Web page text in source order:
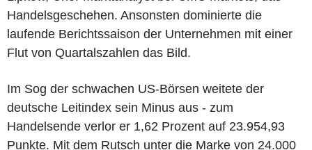
Handelsgeschehen. Ansonsten dominierte die
laufende Berichtssaison der Unternehmen mit einer
Flut von Quartalszahlen das Bild.
Im Sog der schwachen US-Börsen weitete der
deutsche Leitindex sein Minus aus - zum
Handelsende verlor er 1,62 Prozent auf 23.954,93
Punkte. Mit dem Rutsch unter die Marke von 24.000